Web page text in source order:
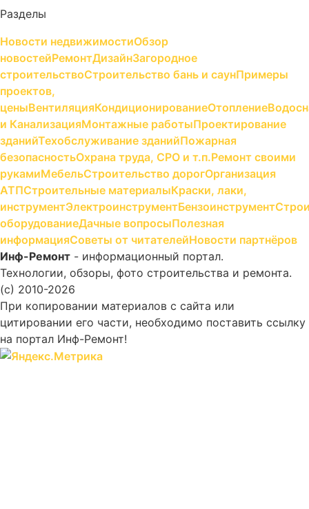
Разделы
Новости недвижимостиОбзор
новостейРемонтДизайнЗагородное
строительствоСтроительство бань и саунПримеры
проектов,
ценыВентиляцияКондиционированиеОтопление
и КанализацияМонтажные работыПроектирование
зданийТехобслуживание зданийПожарная
безопасностьОхрана труда, СРО и т.п.Ремонт своими
рукамиМебельСтроительство дорогОрганизация
АТПСтроительные материалыКраски, лаки,
инструментЭлектроинструментБензоинструмент
оборудованиеДачные вопросыПолезная
информацияСоветы от читателейНовости партнёров
Инф-Ремонт - информационный портал.
Технологии, обзоры, фото строительства и ремонта.
(c) 2010-2026
При копировании материалов с сайта или
цитировании его части, необходимо поставить ссылку
на портал Инф-Ремонт!